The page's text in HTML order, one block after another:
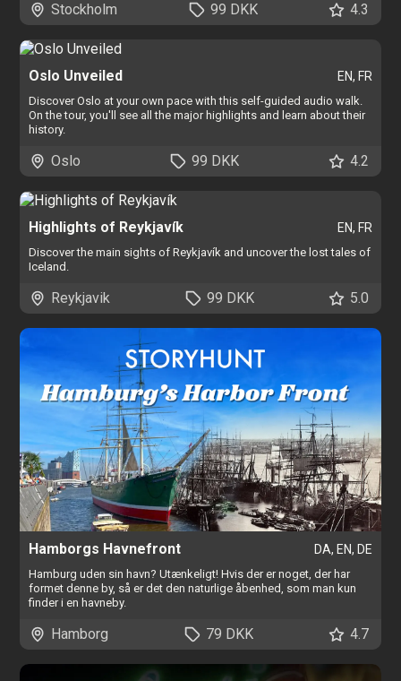
Stockholm 99 DKK 4.3
Oslo Unveiled EN, FR
Discover Oslo at your own pace with this self-guided audio walk.
On the tour, you'll see all the major highlights and learn about their
history.
Oslo 99 DKK 4.2
Highlights of Reykjavík EN, FR
Discover the main sights of Reykjavík and uncover the lost tales of
Iceland.
Reykjavik 99 DKK 5.0
Hamborgs Havnefront DA, EN, DE
Hamburg uden sin havn? Utænkeligt! Hvis der er noget, der har
formet denne by, så er det den naturlige åbenhed, som man kun
finder i en havneby.
Hamborg 79 DKK 4.7